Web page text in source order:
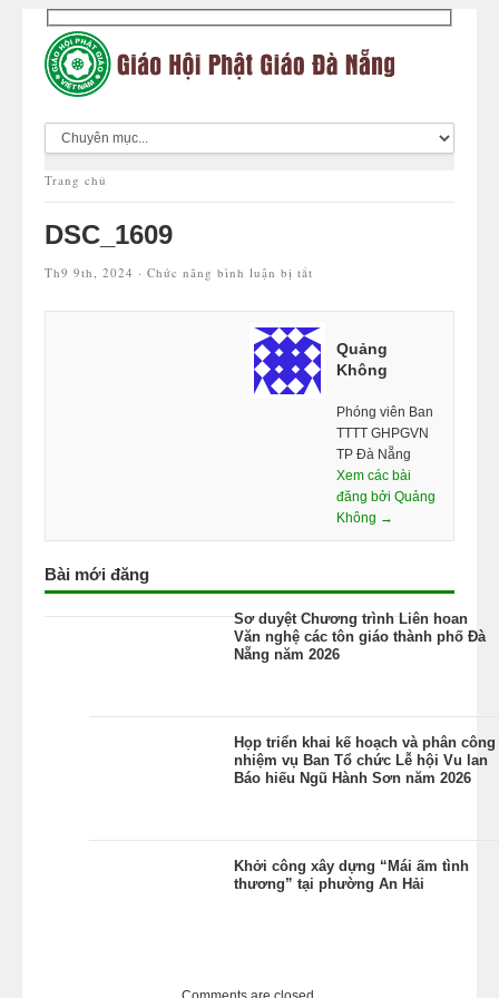
Trang chủ
DSC_1609
Th9 9th, 2024 ·Chức năng bình luận bị tắt
Quảng
Không
Phóng viên Ban
TTTT GHPGVN
TP Đà Nẵng
Xem các bài
đăng bởi Quảng
Không →
Bài mới đăng
Sơ duyệt Chương trình Liên hoan
Văn nghệ các tôn giáo thành phố Đà
Nẵng năm 2026
Họp triển khai kế hoạch và phân công
nhiệm vụ Ban Tổ chức Lễ hội Vu lan
Báo hiếu Ngũ Hành Sơn năm 2026
Khởi công xây dựng “Mái ấm tình
thương” tại phường An Hải